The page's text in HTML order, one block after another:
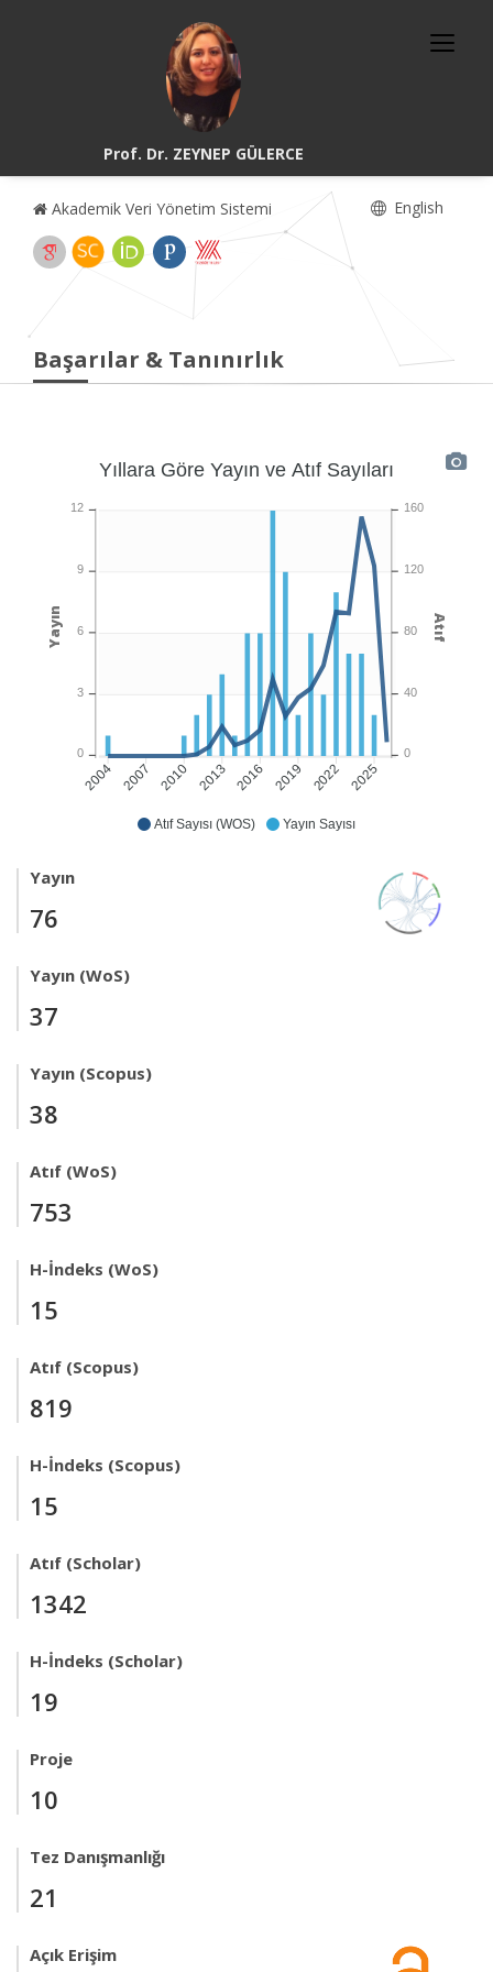
Prof. Dr. ZEYNEP GÜLERCE
Akademik Veri Yönetim Sistemi English
Başarılar & Tanınırlık
Atıf Sayısı (WOS) Yayın Sayısı
2004 2007 2010 2013 2016 2019 2022 2025
Yıllara Göre Yayın ve Atıf Sayıları
160
120
80
40
0
Atıf
12
9
6
3
0
Yayın
Yayın
76
Yayın (WoS)
37
Yayın (Scopus)
38
Atıf (WoS)
753
H-İndeks (WoS)
15
Atıf (Scopus)
819
H-İndeks (Scopus)
15
Atıf (Scholar)
1342
H-İndeks (Scholar)
19
Proje
10
Tez Danışmanlığı
21
Açık Erişim